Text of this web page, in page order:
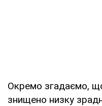
Окремо згадаємо,
знищено низку